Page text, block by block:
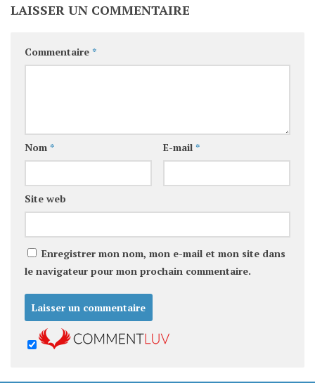
LAISSER UN COMMENTAIRE
Commentaire *
Nom * E-mail *
Site web
Enregistrer mon nom, mon e-mail et mon site dans
le navigateur pour mon prochain commentaire.